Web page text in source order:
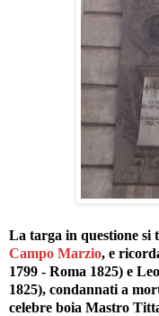
La targa in questione si
Campo Marzio, e
1799 - Roma 1825) e
1825), condannati a
celebre boia Mastro